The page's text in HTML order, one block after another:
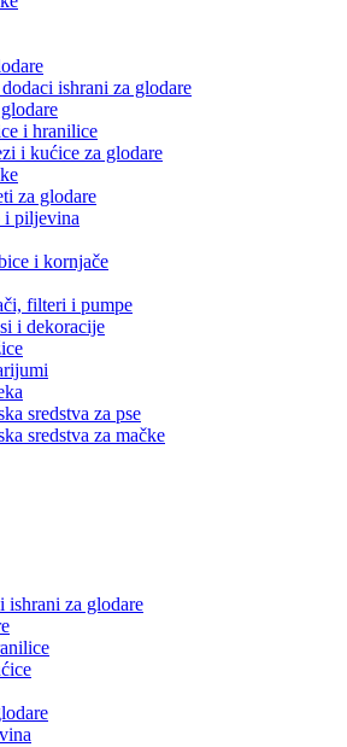
ishrani za glodare
i hranilice
i kućice za glodare
za glodare
i piljevina
i kornjače
filteri i pumpe
i dekoracije
sredstva za pse
sredstva za mačke
ishrani za glodare